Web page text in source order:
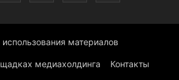
использования материалов
медиахолдинга Контакты